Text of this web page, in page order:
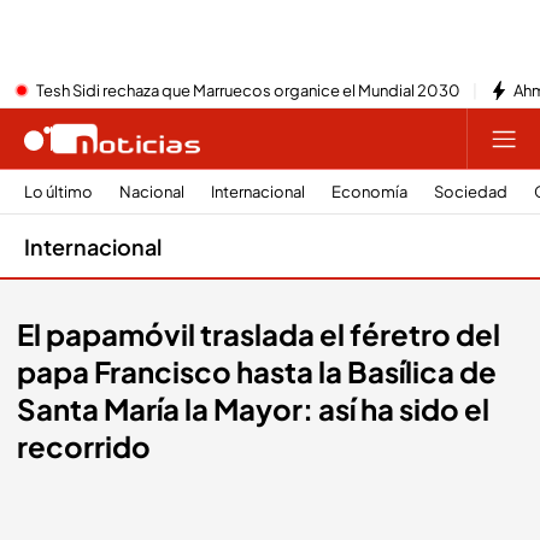
Tesh Sidi rechaza que Marruecos organice el Mundial 2030
Lo último Nacional Internacional Economía Sociedad
Internacional
El papamóvil traslada el féretro del
papa Francisco hasta la Basílica de
Santa María la Mayor: así ha sido el
recorrido